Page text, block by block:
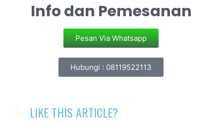
Info dan Pemesanan
Pesan Via Whatsapp
Hubungi : 08119522113
LIKE THIS ARTICLE?